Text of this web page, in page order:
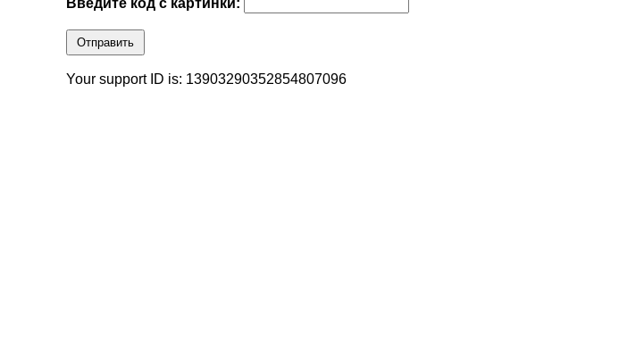
Введите код с картинки:
Отправить
Your support ID is: 13903290352854807096